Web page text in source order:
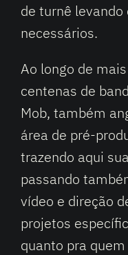
de turnê
necessários.
Ao longo de
centenas de
Mob, também
área de pré-
trazendo aqui
passando
vídeo e direção
projetos
quanto pra